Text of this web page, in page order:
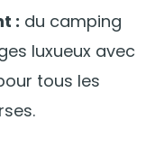
: du camping
luxueux avec
tous les